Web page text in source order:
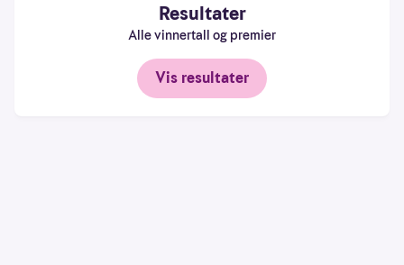
Resultater
Alle vinnertall og premier
Vis resultater